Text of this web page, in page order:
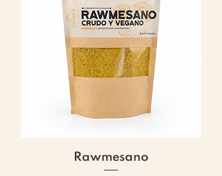
Rawmesano